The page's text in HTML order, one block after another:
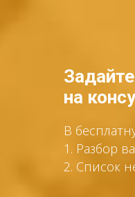
на
В
1. Разбор
2. Список